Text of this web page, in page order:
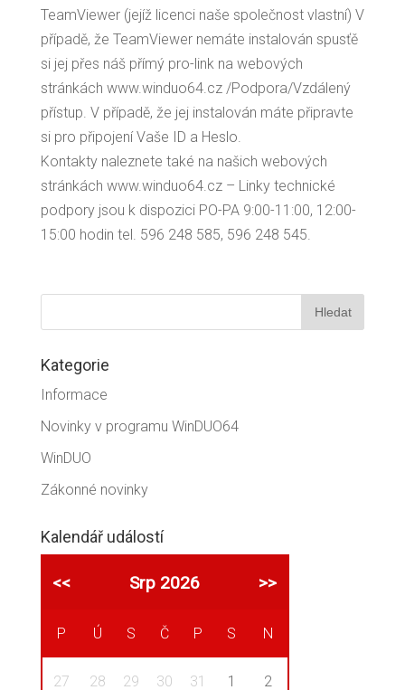
TeamViewer (jejíž licenci naše společnost vlastní) V
případě, že TeamViewer nemáte instalován spusťě
si jej přes náš přímý pro-link na webových
stránkách www.winduo64.cz /Podpora/Vzdálený
přístup. V případě, že jej instalován máte připravte
si pro připojení Vaše ID a Heslo.
Kontakty naleznete také na našich webových
stránkách www.winduo64.cz – Linky technické
podpory jsou k dispozici PO-PA 9:00-11:00, 12:00-
15:00 hodin tel. 596 248 585, 596 248 545.
Kategorie
Informace
Novinky v programu WinDUO64
WinDUO
Zákonné novinky
Kalendář událostí
<< Srp 2026 >>
P Ú S Č P S N
27 28 29 30 31 1 2